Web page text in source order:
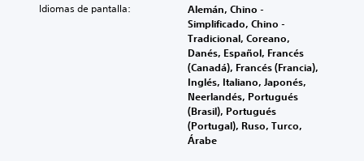
Idiomas de pantalla:
Alemán, Chino -
Simplificado, Chino -
Tradicional, Coreano,
Danés, Español, Francés
(Canadá), Francés (Francia),
Inglés, Italiano, Japonés,
Neerlandés, Portugués
(Brasil), Portugués
(Portugal), Ruso, Turco,
Árabe